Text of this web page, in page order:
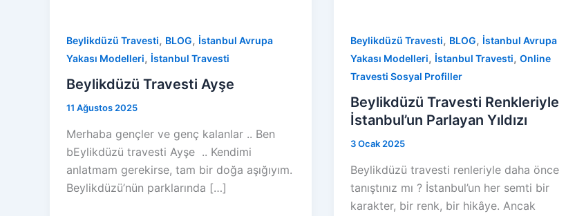
Beylikdüzü Travesti, BLOG, İstanbul Avrupa
Yakası Modelleri, İstanbul Travesti
Beylikdüzü Travesti Ayşe
11 Ağustos 2025
Merhaba gençler ve genç kalanlar .. Ben
bEylikdüzü travesti Ayşe .. Kendimi
anlatmam gerekirse, tam bir doğa aşığıyım.
Beylikdüzü’nün parklarında […]
Beylikdüzü Travesti, BLOG, İstanbul Avrupa
Yakası Modelleri, İstanbul Travesti, Online
Travesti Sosyal Profiller
Beylikdüzü Travesti Renkleriyle
İstanbul’un Parlayan Yıldızı
3 Ocak 2025
Beylikdüzü travesti renleriyle daha önce
tanıştınız mı ? İstanbul’un her semti bir
karakter, bir renk, bir hikâye. Ancak